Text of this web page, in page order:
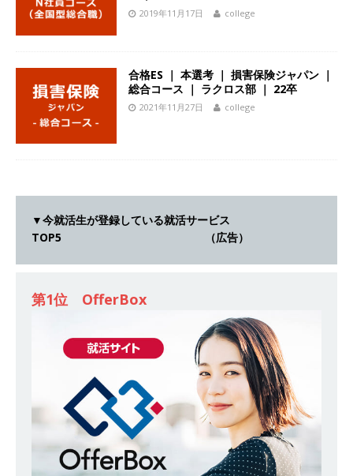
[ 2026年5月14日 ]
【 28卒 ｜ 不動産・営業を知
戸数近畿圏第3位 ｜ 初任給30万+手当、1年目で
業界研究・企業説明会 】 世界最大級の金融サー
ビス機関 ｜ BtoBtoCの代理店営業 ｜ 20代で年
企業
[ 2026年5月14日 ] 【 28卒｜営業職向けオープ
ンカンパニー 】世界トップシェアの半導体技術
を持つグローバルメーカー ｜ 年間休日129日・
土日祝完全休み ｜ 売上高1,138億円 ｜ プライム
上場 ｜ 新電元工業
体育会積極採用企業
[ 2026年5月14日 ]
【 28卒 ｜ 適性検査合否免
2019年11月17日 college
合格ES ｜ 本選考 ｜ 損害保険ジャパン ｜
総合コース ｜ ラクロス部 ｜ 22卒
2021年11月27日 college
▼今就活生が登録している就活サービス
TOP5 （広告）
第1位 OfferBox